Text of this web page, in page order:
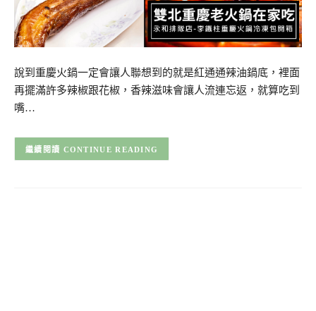
說到重慶火鍋一定會讓人聯想到的就是紅通通辣油鍋底，裡面
再擺滿許多辣椒跟花椒，香辣滋味會讓人流連忘返，就算吃到
嘴…
CONTINUE READING